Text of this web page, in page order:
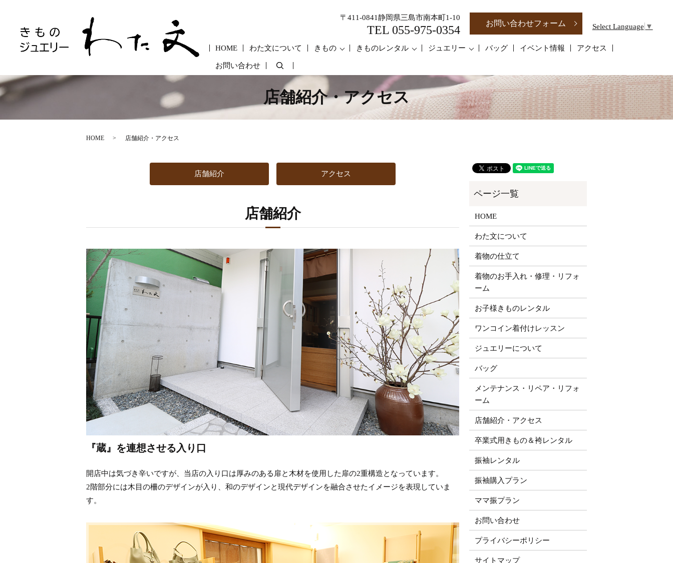
〒411-0841静岡県三島市南本町1-10
TEL 055-975-0354 お問い合わせフォーム Select Language ▼
HOME わた文について きもの きものレンタル ジュエリー バッグ イベント情報 アクセス
お問い合わせ
店舗紹介・アクセス
HOME 店舗紹介・アクセス
店舗紹介 アクセス
店舗紹介
『蔵』を連想させる入り口
開店中は気づき辛いですが、当店の入り口は厚みのある扉と木材を使用した扉の2重構造となっています。
2階部分には木目の柵のデザインが入り、和のデザインと現代デザインを融合させたイメージを表現していま
す。
HOME
わた文について
着物の仕立て
着物のお手入れ・修理・リフォ
ーム
お子様きものレンタル
ワンコイン着付けレッスン
ジュエリーについて
バッグ
メンテナンス・リペア・リフォ
ーム
店舗紹介・アクセス
卒業式用きもの＆袴レンタル
振袖レンタル
振袖購入プラン
ママ振プラン
お問い合わせ
プライバシーポリシー
サイトマップ